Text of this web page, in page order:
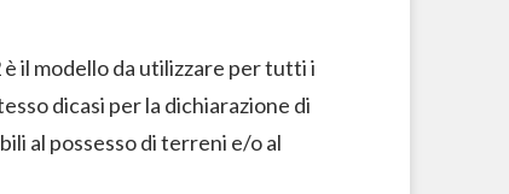
il modello da utilizzare per tutti i
dicasi per la dichiarazione di
al possesso di terreni e/o al